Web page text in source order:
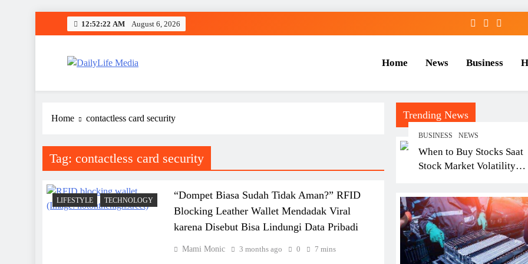
12:52:23 AM August 6, 2026
Home News Business
Trending News
BUSINESS NEWS
When to Buy Stocks Saat
Stock Market Volatility
Sell yang Sering
Investor Pemula
Home contactless card security
Tag: contactless card security
LIFESTYLE TECHNOLOGY
“Dompet Biasa Sudah Tidak Aman?” RFID
Blocking Leather Wallet Mendadak Viral
karena Disebut Bisa Lindungi Data Pribadi
Mami Monic 3 months ago 0 7 mins